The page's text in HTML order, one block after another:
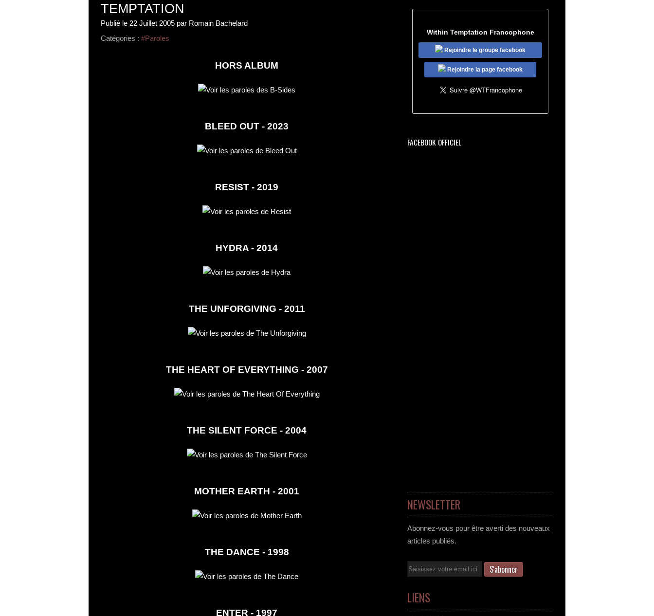
TEMPTATION
Publié le 22 Juillet 2005 par Romain Bachelard
Catégories : #Paroles
HORS ALBUM
BLEED OUT - 2023
RESIST - 2019
HYDRA - 2014
THE UNFORGIVING - 2011
THE HEART OF EVERYTHING - 2007
THE SILENT FORCE - 2004
MOTHER EARTH - 2001
THE DANCE - 1998
ENTER - 1997
Within Temptation Francophone
Rejoindre le groupe facebook
Rejoindre la page facebook
FACEBOOK OFFICIEL
NEWSLETTER
Abonnez-vous pour être averti des nouveaux
articles publiés.
Email
LIENS